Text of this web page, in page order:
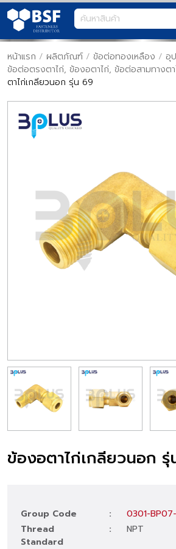
หน้าแรก / ผลิตภัณฑ์ / ข้อต่อทองเหลือง / อุ
ข้อต่อตรงตาไก่, ข้องอตาไก่, ข้อต่อสามทางต
ตาไก่เกลียวนอก รุ่น 69
ข้องอตาไก่เกลียวนอก
Group Code :
0301-
Thread
Standard
: NPT